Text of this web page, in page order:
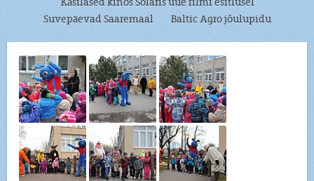
Suvepäevad Saaremaal
Baltic Agro jõulupidu